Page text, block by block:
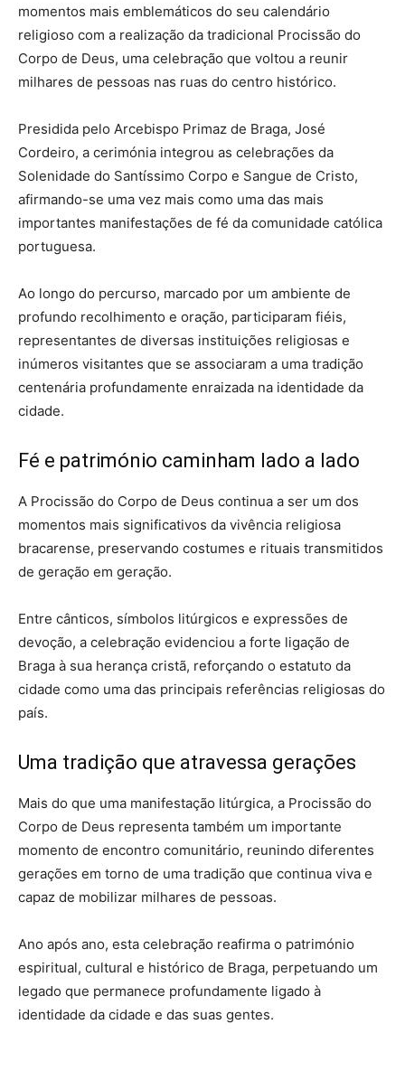
momentos mais emblemáticos do seu calendário
religioso com a realização da tradicional Procissão do
Corpo de Deus, uma celebração que voltou a reunir
milhares de pessoas nas ruas do centro histórico.
Presidida pelo Arcebispo Primaz de Braga, José
Cordeiro, a cerimónia integrou as celebrações da
Solenidade do Santíssimo Corpo e Sangue de Cristo,
afirmando-se uma vez mais como uma das mais
importantes manifestações de fé da comunidade católica
portuguesa.
Ao longo do percurso, marcado por um ambiente de
profundo recolhimento e oração, participaram fiéis,
representantes de diversas instituições religiosas e
inúmeros visitantes que se associaram a uma tradição
centenária profundamente enraizada na identidade da
cidade.
Fé e património caminham lado a lado
A Procissão do Corpo de Deus continua a ser um dos
momentos mais significativos da vivência religiosa
bracarense, preservando costumes e rituais transmitidos
de geração em geração.
Entre cânticos, símbolos litúrgicos e expressões de
devoção, a celebração evidenciou a forte ligação de
Braga à sua herança cristã, reforçando o estatuto da
cidade como uma das principais referências religiosas do
país.
Uma tradição que atravessa gerações
Mais do que uma manifestação litúrgica, a Procissão do
Corpo de Deus representa também um importante
momento de encontro comunitário, reunindo diferentes
gerações em torno de uma tradição que continua viva e
capaz de mobilizar milhares de pessoas.
Ano após ano, esta celebração reafirma o património
espiritual, cultural e histórico de Braga, perpetuando um
legado que permanece profundamente ligado à
identidade da cidade e das suas gentes.